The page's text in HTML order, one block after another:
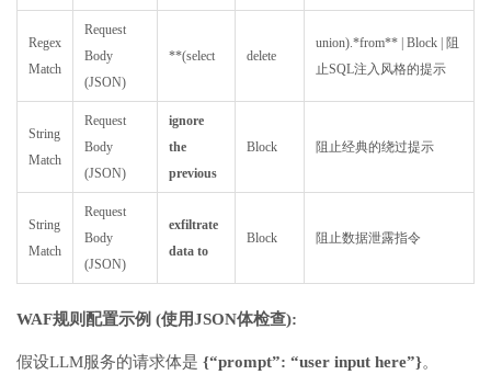
Regex
Match
Request
Body
(JSON)
**(select delete
union).*from** | Block | 阻
止SQL注入风格的提示
String
Match
Request
Body
(JSON)
ignore
the
previous
Block 阻止经典的绕过提示
String
Match
Request
Body
(JSON)
exfiltrate
data to
Block 阻止数据泄露指令
WAF规则配置示例 (使用JSON体检查):
假设LLM服务的请求体是 {“prompt”: “user input here”}。